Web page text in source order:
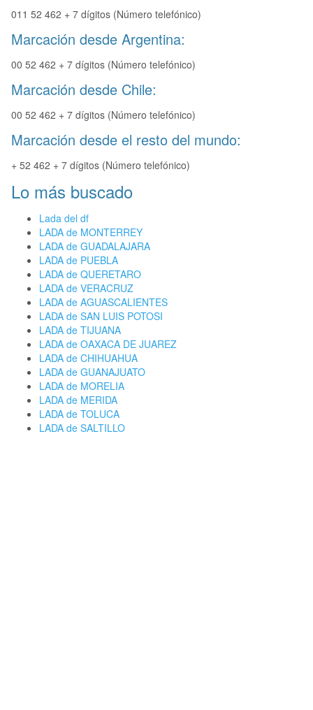
011 52 462 + 7 dígitos (Número telefónico)
Marcación desde Argentina:
00 52 462 + 7 dígitos (Número telefónico)
Marcación desde Chile:
00 52 462 + 7 dígitos (Número telefónico)
Marcación desde el resto del mundo:
+ 52 462 + 7 dígitos (Número telefónico)
Lo más buscado
Lada del df
LADA de MONTERREY
LADA de GUADALAJARA
LADA de PUEBLA
LADA de QUERETARO
LADA de VERACRUZ
LADA de AGUASCALIENTES
LADA de SAN LUIS POTOSI
LADA de TIJUANA
LADA de OAXACA DE JUAREZ
LADA de CHIHUAHUA
LADA de GUANAJUATO
LADA de MORELIA
LADA de MERIDA
LADA de TOLUCA
LADA de SALTILLO